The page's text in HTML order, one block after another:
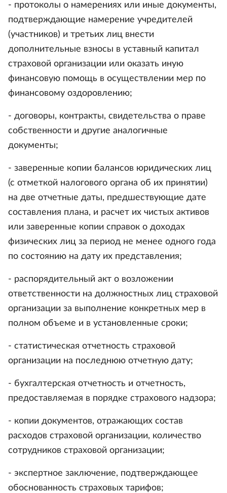
- протоколы о намерениях или иные документы,
подтверждающие намерение учредителей
(участников) и третьих лиц внести
дополнительные взносы в уставный капитал
страховой организации или оказать иную
финансовую помощь в осуществлении мер по
финансовому оздоровлению;
- договоры, контракты, свидетельства о праве
собственности и другие аналогичные
документы;
- заверенные копии балансов юридических лиц
(с отметкой налогового органа об их принятии)
на две отчетные даты, предшествующие дате
составления плана, и расчет их чистых активов
или заверенные копии справок о доходах
физических лиц за период не менее одного года
по состоянию на дату их представления;
- распорядительный акт о возложении
ответственности на должностных лиц страховой
организации за выполнение конкретных мер в
полном объеме и в установленные сроки;
- статистическая отчетность страховой
организации на последнюю отчетную дату;
- бухгалтерская отчетность и отчетность,
предоставляемая в порядке страхового надзора;
- копии документов, отражающих состав
расходов страховой организации, количество
сотрудников страховой организации;
- экспертное заключение, подтверждающее
обоснованность страховых тарифов;